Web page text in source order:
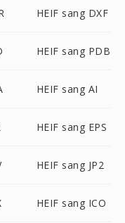
HEIF sang DXF
HEIF sang PDB
HEIF sang AI
HEIF sang EPS
HEIF sang JP2
HEIF sang ICO